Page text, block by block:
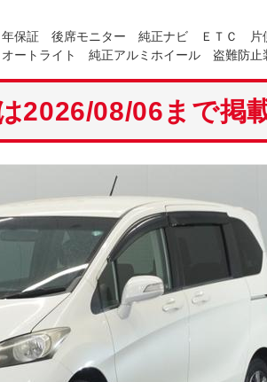
年保証 後席モニター 純正ナビ ＥＴＣ
ートライト 純正アルミホイール 盗難防
2026/08/06まで掲